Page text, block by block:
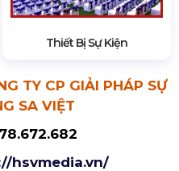
Thiết Bị Sự Kiện
TY CP GIẢI PHÁP SỰ
SA VIỆT
hsvmedia.vn/